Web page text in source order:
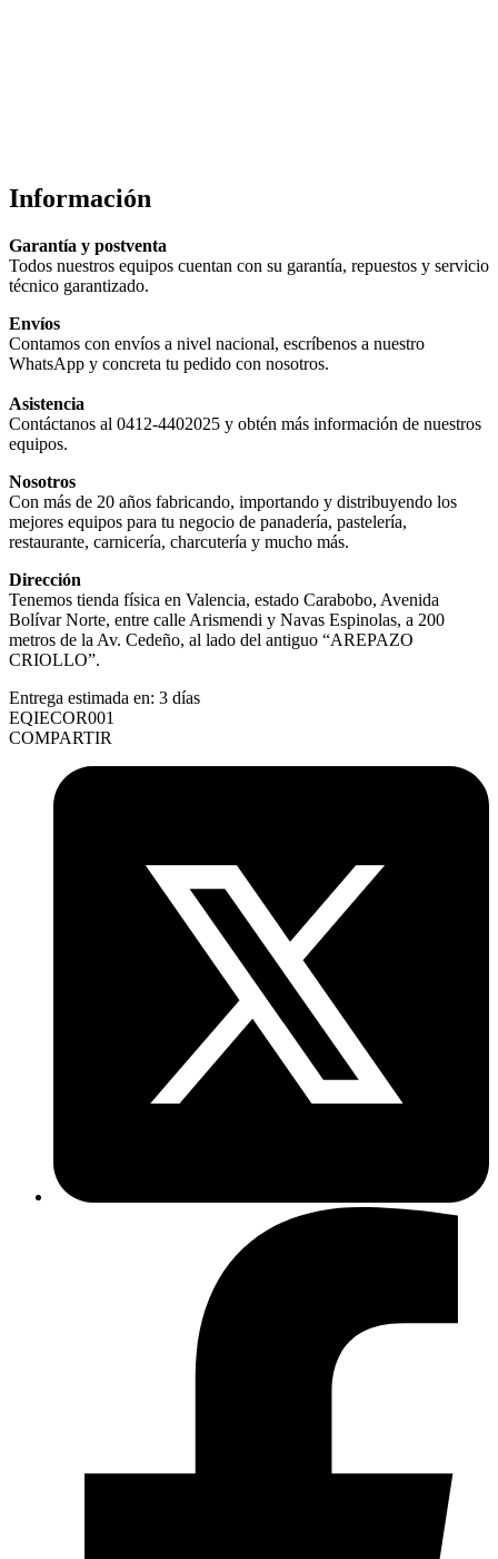
Información
Garantía y postventa
Todos nuestros equipos cuentan con su garantía, repuestos y servicio
técnico garantizado.
Envíos
Contamos con envíos a nivel nacional, escríbenos a nuestro
WhatsApp y concreta tu pedido con nosotros.
Asistencia
Contáctanos al 0412-4402025 y obtén más información de nuestros
equipos.
Nosotros
Con más de 20 años fabricando, importando y distribuyendo los
mejores equipos para tu negocio de panadería, pastelería,
restaurante, carnicería, charcutería y mucho más.
Dirección
Tenemos tienda física en Valencia, estado Carabobo, Avenida
Bolívar Norte, entre calle Arismendi y Navas Espinolas, a 200
metros de la Av. Cedeño, al lado del antiguo “AREPAZO
CRIOLLO”.
Entrega estimada en: 3 días
EQIECOR001
COMPARTIR